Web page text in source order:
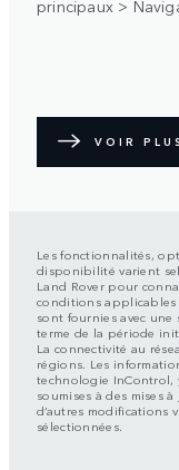
principaux >
VOIR PLUS
Les fonctionnalités,
disponibilité varient
Land Rover pour
conditions applicables
sont fournies avec
terme de la période
La connectivité au
régions. Les
technologie InControl,
soumises à des mises
d’autres modifications
sélectionnées.